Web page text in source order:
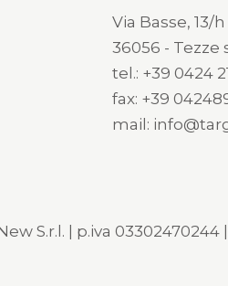
Via Basse, 13/h
36056 - Tezze
tel.: +39 0424
fax: +39
mail:
S.r.l. | p.iva 03302470244 |